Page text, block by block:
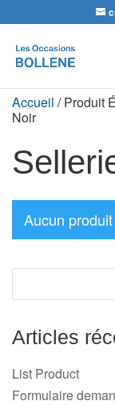
de
produits
Accueil / Produit
Noir
Aucun
Articles
List Product
Formulaire